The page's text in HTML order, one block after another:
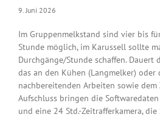
9. Juni 2026
Im Gruppenmelkstand sind vier bis
Stunde möglich, im Karussell sollte
Durchgänge/Stunde schaffen. Dauert
das an den Kühen (Langmelker) oder
nachbereitenden Arbeiten sowie
Aufschluss bringen die
und eine 24 Std.-Zeitrafferkamera,